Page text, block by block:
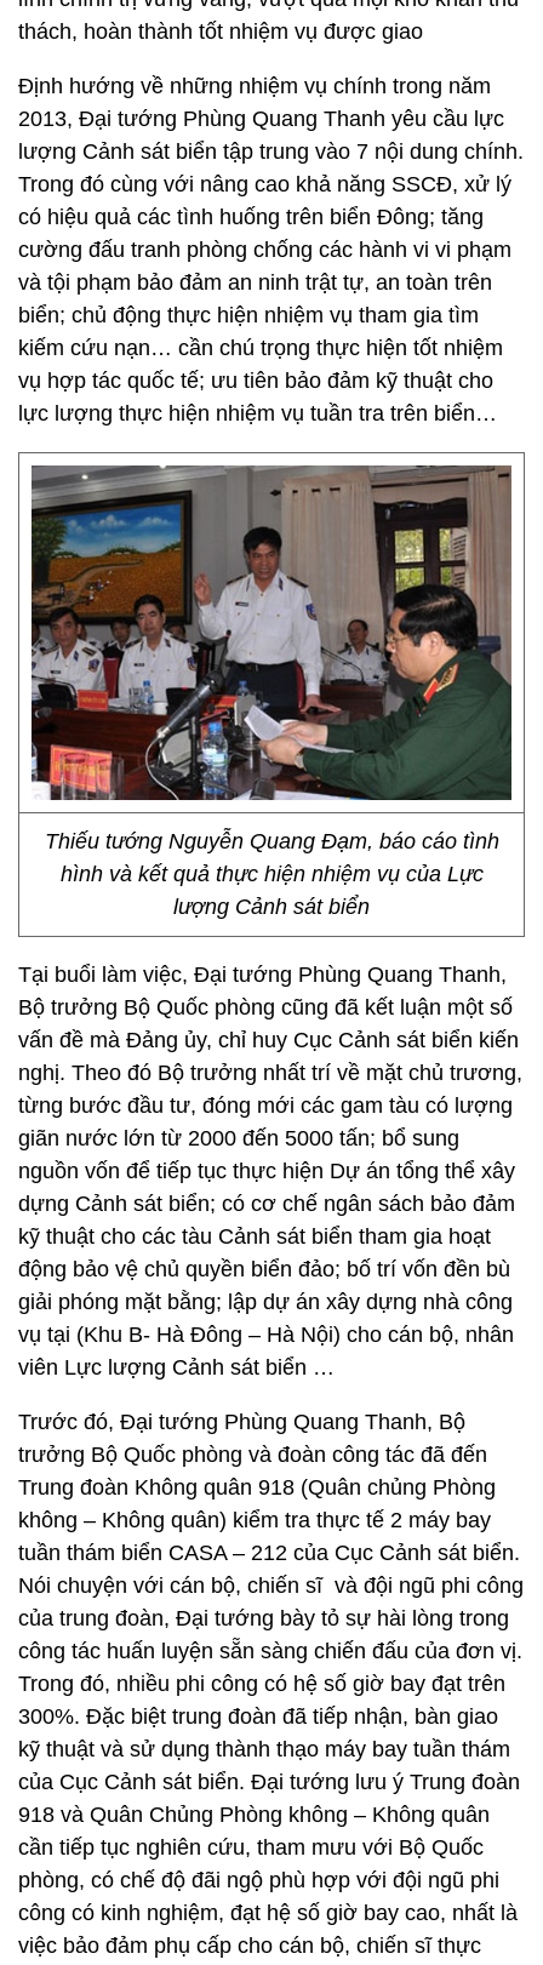
thách, hoàn thành tốt nhiệm vụ được giao
Định hướng về những nhiệm vụ chính trong năm
2013, Đại tướng Phùng Quang Thanh yêu cầu lực
lượng Cảnh sát biển tập trung vào 7 nội dung chính.
Trong đó cùng với nâng cao khả năng SSCĐ, xử lý
có hiệu quả các tình huống trên biển Đông; tăng
cường đấu tranh phòng chống các hành vi vi phạm
và tội phạm bảo đảm an ninh trật tự, an toàn trên
biển; chủ động thực hiện nhiệm vụ tham gia tìm
kiếm cứu nạn… cần chú trọng thực hiện tốt nhiệm
vụ hợp tác quốc tế; ưu tiên bảo đảm kỹ thuật cho
lực lượng thực hiện nhiệm vụ tuần tra trên biển…
Thiếu tướng Nguyễn Quang Đạm, báo cáo tình
hình và kết quả thực hiện nhiệm vụ của Lực
lượng Cảnh sát biển
Tại buổi làm việc, Đại tướng Phùng Quang Thanh,
Bộ trưởng Bộ Quốc phòng cũng đã kết luận một số
vấn đề mà Đảng ủy, chỉ huy Cục Cảnh sát biển kiến
nghị. Theo đó Bộ trưởng nhất trí về mặt chủ trương,
từng bước đầu tư, đóng mới các gam tàu có lượng
giãn nước lớn từ 2000 đến 5000 tấn; bổ sung
nguồn vốn để tiếp tục thực hiện Dự án tổng thể xây
dựng Cảnh sát biển; có cơ chế ngân sách bảo đảm
kỹ thuật cho các tàu Cảnh sát biển tham gia hoạt
động bảo vệ chủ quyền biển đảo; bố trí vốn đền bù
giải phóng mặt bằng; lập dự án xây dựng nhà công
vụ tại (Khu B- Hà Đông – Hà Nội) cho cán bộ, nhân
viên Lực lượng Cảnh sát biển …
Trước đó, Đại tướng Phùng Quang Thanh, Bộ
trưởng Bộ Quốc phòng và đoàn công tác đã đến
Trung đoàn Không quân 918 (Quân chủng Phòng
không – Không quân) kiểm tra thực tế 2 máy bay
tuần thám biển CASA – 212 của Cục Cảnh sát biển.
Nói chuyện với cán bộ, chiến sĩ và đội ngũ phi công
của trung đoàn, Đại tướng bày tỏ sự hài lòng trong
công tác huấn luyện sẵn sàng chiến đấu của đơn vị.
Trong đó, nhiều phi công có hệ số giờ bay đạt trên
300%. Đặc biệt trung đoàn đã tiếp nhận, bàn giao
kỹ thuật và sử dụng thành thạo máy bay tuần thám
của Cục Cảnh sát biển. Đại tướng lưu ý Trung đoàn
918 và Quân Chủng Phòng không – Không quân
cần tiếp tục nghiên cứu, tham mưu với Bộ Quốc
phòng, có chế độ đãi ngộ phù hợp với đội ngũ phi
công có kinh nghiệm, đạt hệ số giờ bay cao, nhất là
việc bảo đảm phụ cấp cho cán bộ, chiến sĩ thực